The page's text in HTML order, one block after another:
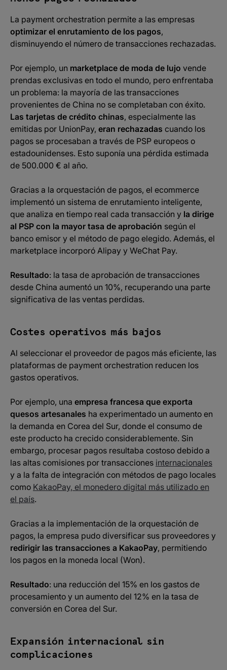
La payment orchestration permite a las empresas
optimizar el enrutamiento de los pagos,
disminuyendo el número de transacciones rechazadas.
Por ejemplo, un marketplace de moda de lujo vende
prendas exclusivas en todo el mundo, pero enfrentaba
un problema: la mayoría de las transacciones
provenientes de China no se completaban con éxito.
Las tarjetas de crédito chinas, especialmente las
emitidas por UnionPay, eran rechazadas cuando los
pagos se procesaban a través de PSP europeos o
estadounidenses. Esto suponía una pérdida estimada
de 500.000 € al año.
Gracias a la orquestación de pagos, el ecommerce
implementó un sistema de enrutamiento inteligente,
que analiza en tiempo real cada transacción y la dirige
al PSP con la mayor tasa de aprobación según el
banco emisor y el método de pago elegido. Además, el
marketplace incorporó Alipay y WeChat Pay.
Resultado: la tasa de aprobación de transacciones
desde China aumentó un 10%, recuperando una parte
significativa de las ventas perdidas.
Costes operativos más bajos
Al seleccionar el proveedor de pagos más eficiente, las
plataformas de payment orchestration reducen los
gastos operativos.
Por ejemplo, una empresa francesa que exporta
quesos artesanales ha experimentado un aumento en
la demanda en Corea del Sur, donde el consumo de
este producto ha crecido considerablemente. Sin
embargo, procesar pagos resultaba costoso debido a
las altas comisiones por transacciones internacionales
y a la falta de integración con métodos de pago locales
como KakaoPay, el monedero digital más utilizado en
el país.
Gracias a la implementación de la orquestación de
pagos, la empresa pudo diversificar sus proveedores y
redirigir las transacciones a KakaoPay, permitiendo
los pagos en la moneda local (Won).
Resultado: una reducción del 15% en los gastos de
procesamiento y un aumento del 12% en la tasa de
conversión en Corea del Sur.
Expansión internacional sin
complicaciones